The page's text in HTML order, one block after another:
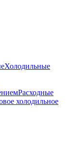
Холодильные
Расходные
холодильное